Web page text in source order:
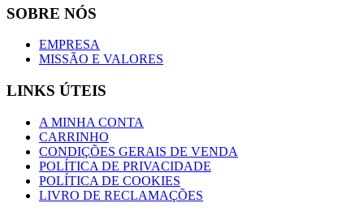
SOBRE NÓS
EMPRESA
MISSÃO E VALORES
LINKS ÚTEIS
A MINHA CONTA
CARRINHO
CONDIÇÕES GERAIS DE VENDA
POLÍTICA DE PRIVACIDADE
POLÍTICA DE COOKIES
LIVRO DE RECLAMAÇÕES